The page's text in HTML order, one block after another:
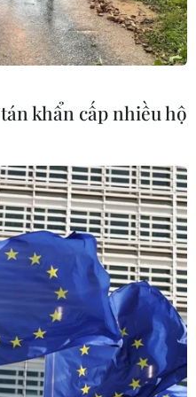
Triều
NAM
TÁM, KHÚC THANH
khẩn cấp nhiều hộ